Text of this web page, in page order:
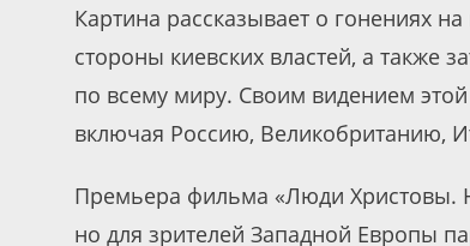
Картина рассказывает о гонениях
стороны киевских властей, а также
по всему миру. Своим видением
включая Россию, Великобританию,
Премьера фильма «Люди Христовы.
но для зрителей Западной Европы